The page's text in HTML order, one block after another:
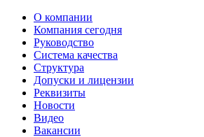
О компании
Компания сегодня
Руководство
Система качества
Структура
Допуски и лицензии
Реквизиты
Новости
Видео
Вакансии